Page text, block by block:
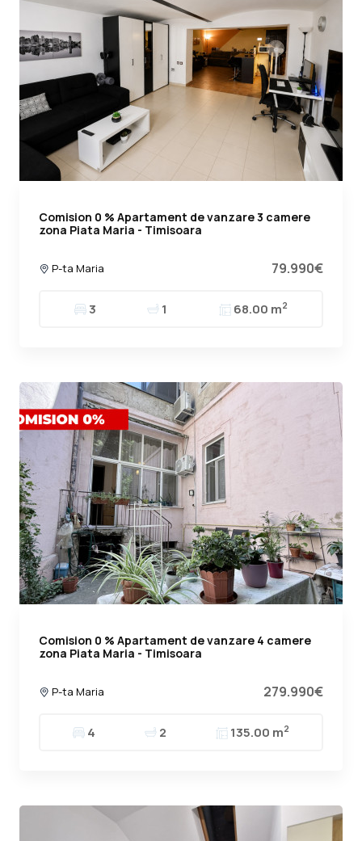
Comision 0 % Apartament de vanzare 3 camere
zona Piata Maria - Timisoara
P-ta Maria 79.990€
3 1 68.00 m2
Comision 0 % Apartament de vanzare 4 camere
zona Piata Maria - Timisoara
P-ta Maria 279.990€
4 2 135.00 m2